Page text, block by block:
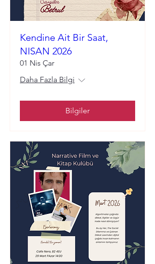
Kendine Ait Bir Saat,
NISAN 2026
01 Nis Çar
Daha Fazla Bilgi
Bilgiler